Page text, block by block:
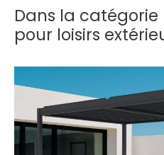
Dans la
pour loisirs